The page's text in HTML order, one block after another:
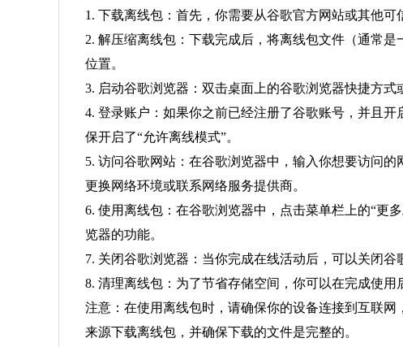
1. 下载离线包：首先，你需要从谷歌官方网站或其他
2. 解压缩离线包：下载完成后，将离线包文件（通常
位置。
3. 启动谷歌浏览器：双击桌面上的谷歌浏览器快捷方式
4. 登录账户：如果你之前已经注册了谷歌账号，并且
保开启了“允许离线模式”。
5. 访问谷歌网站：在谷歌浏览器中，输入你想要访问
更换网络环境或联系网络服务提供商。
6. 使用离线包：在谷歌浏览器中，点击菜单栏上的“更
览器的功能。
7. 关闭谷歌浏览器：当你完成在线活动后，可以关闭
8. 清理离线包：为了节省存储空间，你可以在完成使用
注意：在使用离线包时，请确保你的设备连接到互联
来源下载离线包，并确保下载的文件是完整的。